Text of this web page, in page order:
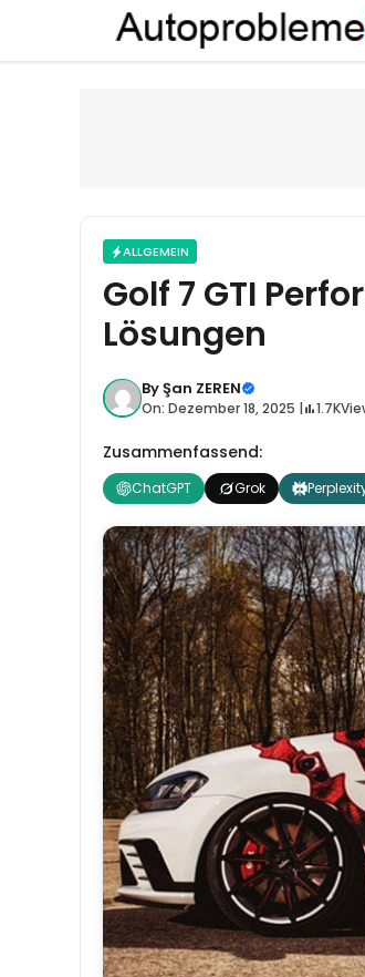
springen
ALLGEMEIN
Golf 7 GTI
Lösungen
ByŞan ZEREN
On: Dezember 18, 2025 | 1.7K
Zusammenfassend:
ChatGPT Grok